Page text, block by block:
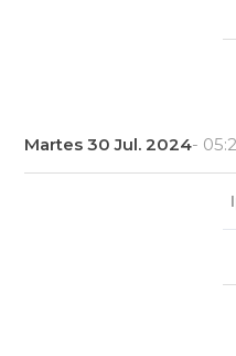
Martes 30 Jul. 2024-